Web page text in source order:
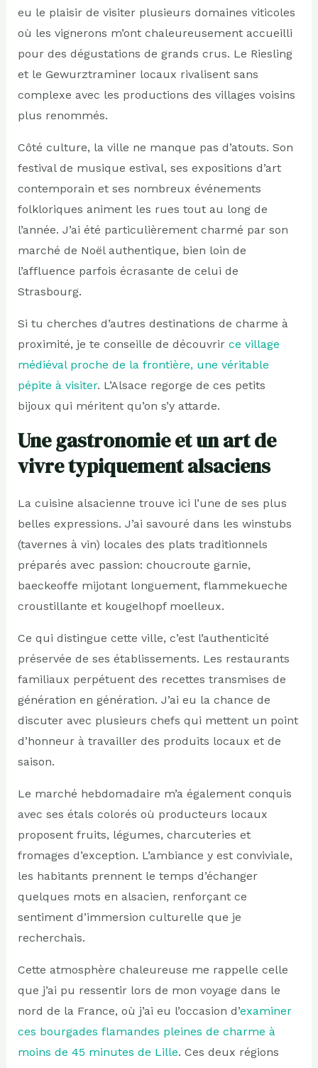
eu le plaisir de visiter plusieurs domaines viticoles
où les vignerons m’ont chaleureusement accueilli
pour des dégustations de grands crus. Le Riesling
et le Gewurztraminer locaux rivalisent sans
complexe avec les productions des villages voisins
plus renommés.
Côté culture, la ville ne manque pas d’atouts. Son
festival de musique estival, ses expositions d’art
contemporain et ses nombreux événements
folkloriques animent les rues tout au long de
l’année. J’ai été particulièrement charmé par son
marché de Noël authentique, bien loin de
l’affluence parfois écrasante de celui de
Strasbourg.
Si tu cherches d’autres destinations de charme à
proximité, je te conseille de découvrir ce village
médiéval proche de la frontière, une véritable
pépite à visiter. L’Alsace regorge de ces petits
bijoux qui méritent qu’on s’y attarde.
Une gastronomie et un art de
vivre typiquement alsaciens
La cuisine alsacienne trouve ici l’une de ses plus
belles expressions. J’ai savouré dans les winstubs
(tavernes à vin) locales des plats traditionnels
préparés avec passion: choucroute garnie,
baeckeoffe mijotant longuement, flammekueche
croustillante et kougelhopf moelleux.
Ce qui distingue cette ville, c’est l’authenticité
préservée de ses établissements. Les restaurants
familiaux perpétuent des recettes transmises de
génération en génération. J’ai eu la chance de
discuter avec plusieurs chefs qui mettent un point
d’honneur à travailler des produits locaux et de
saison.
Le marché hebdomadaire m’a également conquis
avec ses étals colorés où producteurs locaux
proposent fruits, légumes, charcuteries et
fromages d’exception. L’ambiance y est conviviale,
les habitants prennent le temps d’échanger
quelques mots en alsacien, renforçant ce
sentiment d’immersion culturelle que je
recherchais.
Cette atmosphère chaleureuse me rappelle celle
que j’ai pu ressentir lors de mon voyage dans le
nord de la France, où j’ai eu l’occasion d’examiner
ces bourgades flamandes pleines de charme à
moins de 45 minutes de Lille. Ces deux régions